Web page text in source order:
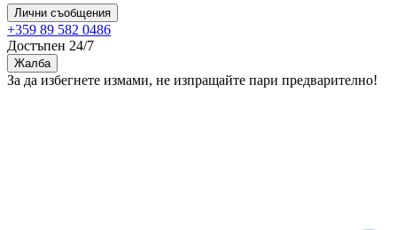
Лични съобщения
+359 89 582 0486
Достъпен 24/7
Жалба
За да избегнете измами, не изпращайте пари предварително!